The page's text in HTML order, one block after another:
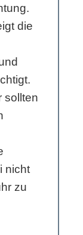
die
sollten
nicht
zu